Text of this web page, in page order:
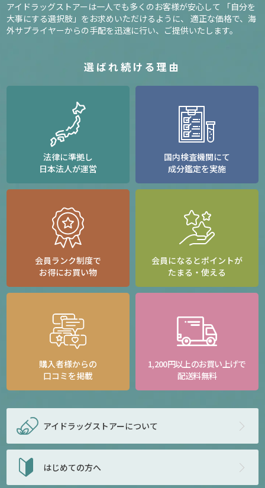
アイドラッグストアーは一人でも多くのお客様が安心して
「自分を
大事にする選択肢」をお求めいただけるように、 適正な価格で、海
外サプライヤーからの手配を迅速に行い、ご提供いたします。
選ばれ続ける理由
法律に準拠し
日本法人が運営
国内検査機関にて
成分鑑定を実施
会員ランク制度で
お得にお買い物
会員になるとポイントが
たまる・使える
購入者様からの
口コミを掲載
1,200円以上のお買い上げで
配送料無料
アイドラッグストアーについて
はじめての方へ